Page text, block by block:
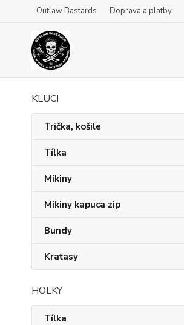
Outlaw Bastards Doprava a platby
KLUCI
Trička, košile
Tílka
Mikiny
Mikiny kapuca zip
Bundy
Kraťasy
HOLKY
Tílka